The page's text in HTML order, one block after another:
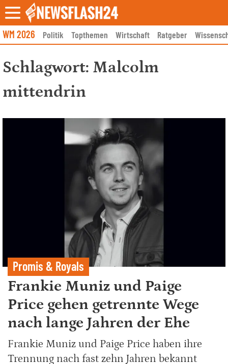
Skip
to
content
WM 2026 Politik Topthemen Wirtschaft Ratgeber
Schlagwort: Malcolm
mittendrin
Promis & Royals
Frankie Muniz und Paige
Price gehen getrennte Wege
nach lange Jahren der Ehe
Frankie Muniz und Paige Price haben ihre
Trennung nach fast zehn Jahren bekannt